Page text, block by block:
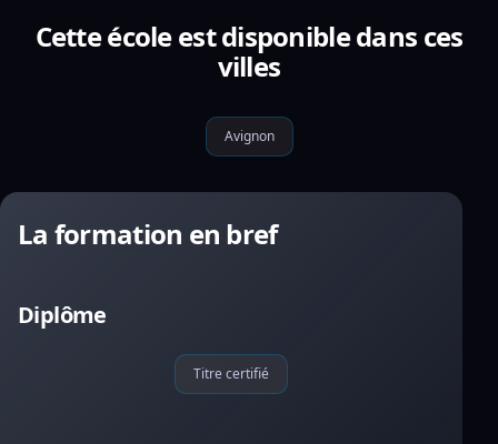
Cette école est disponible dans ces
villes
Avignon
La formation en bref
Diplôme
Titre certifié